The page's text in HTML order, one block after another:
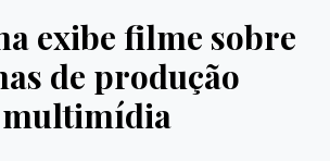
exibe filme sobre
de produção
multimídia